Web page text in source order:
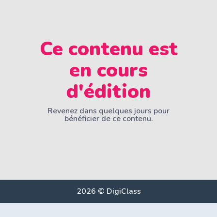
Ce contenu est
en cours
d'édition
Revenez dans quelques jours pour
bénéficier de ce contenu.
2026 © DigiClass